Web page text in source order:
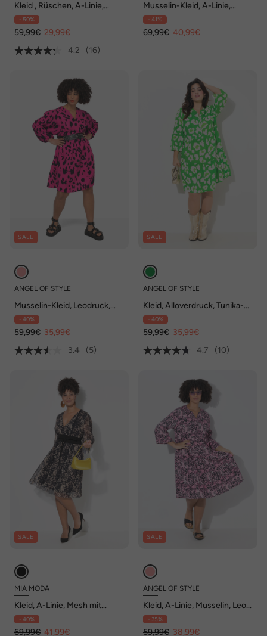
Kleid , Rüschen, A-Linie,
Tunika-Ausschnitt, Halbarm
- 50%
59,99€ 29,99€
4.2
(16)
Musselin-Kleid, A-Linie,
Tunika-Ausschnitt, 3/4-Arm
- 41%
69,99€ 40,99€
SALE
ANGEL OF STYLE
Musselin-Kleid, Leodruck,
Tunika-Ausschnitt, weite
Ballonärmel
- 40%
59,99€ 35,99€
3.4
(5)
SALE
ANGEL OF STYLE
Kleid, Alloverdruck, Tunika-
Ausschnitt
- 40%
59,99€ 35,99€
4.7
(10)
SALE
MIA MODA
Kleid, A-Linie, Mesh mit
Alloverdruck, Langarm
- 40%
69,99€ 41,99€
SALE
ANGEL OF STYLE
Kleid, A-Linie, Musselin, Leo-
Muster, Volants
- 35%
59,99€ 38,99€